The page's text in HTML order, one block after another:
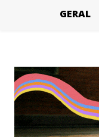
GERAL